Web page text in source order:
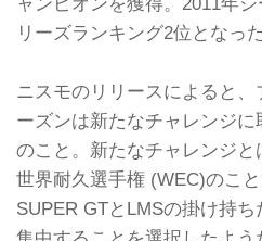
リーズランキング2位となった
ニスモのリリースによると
ーズンは新たなチャレンジに
のこと。新たなチャレンジ
世界耐久選手権 (WEC)のこ
SUPER GTとLMSの掛け持